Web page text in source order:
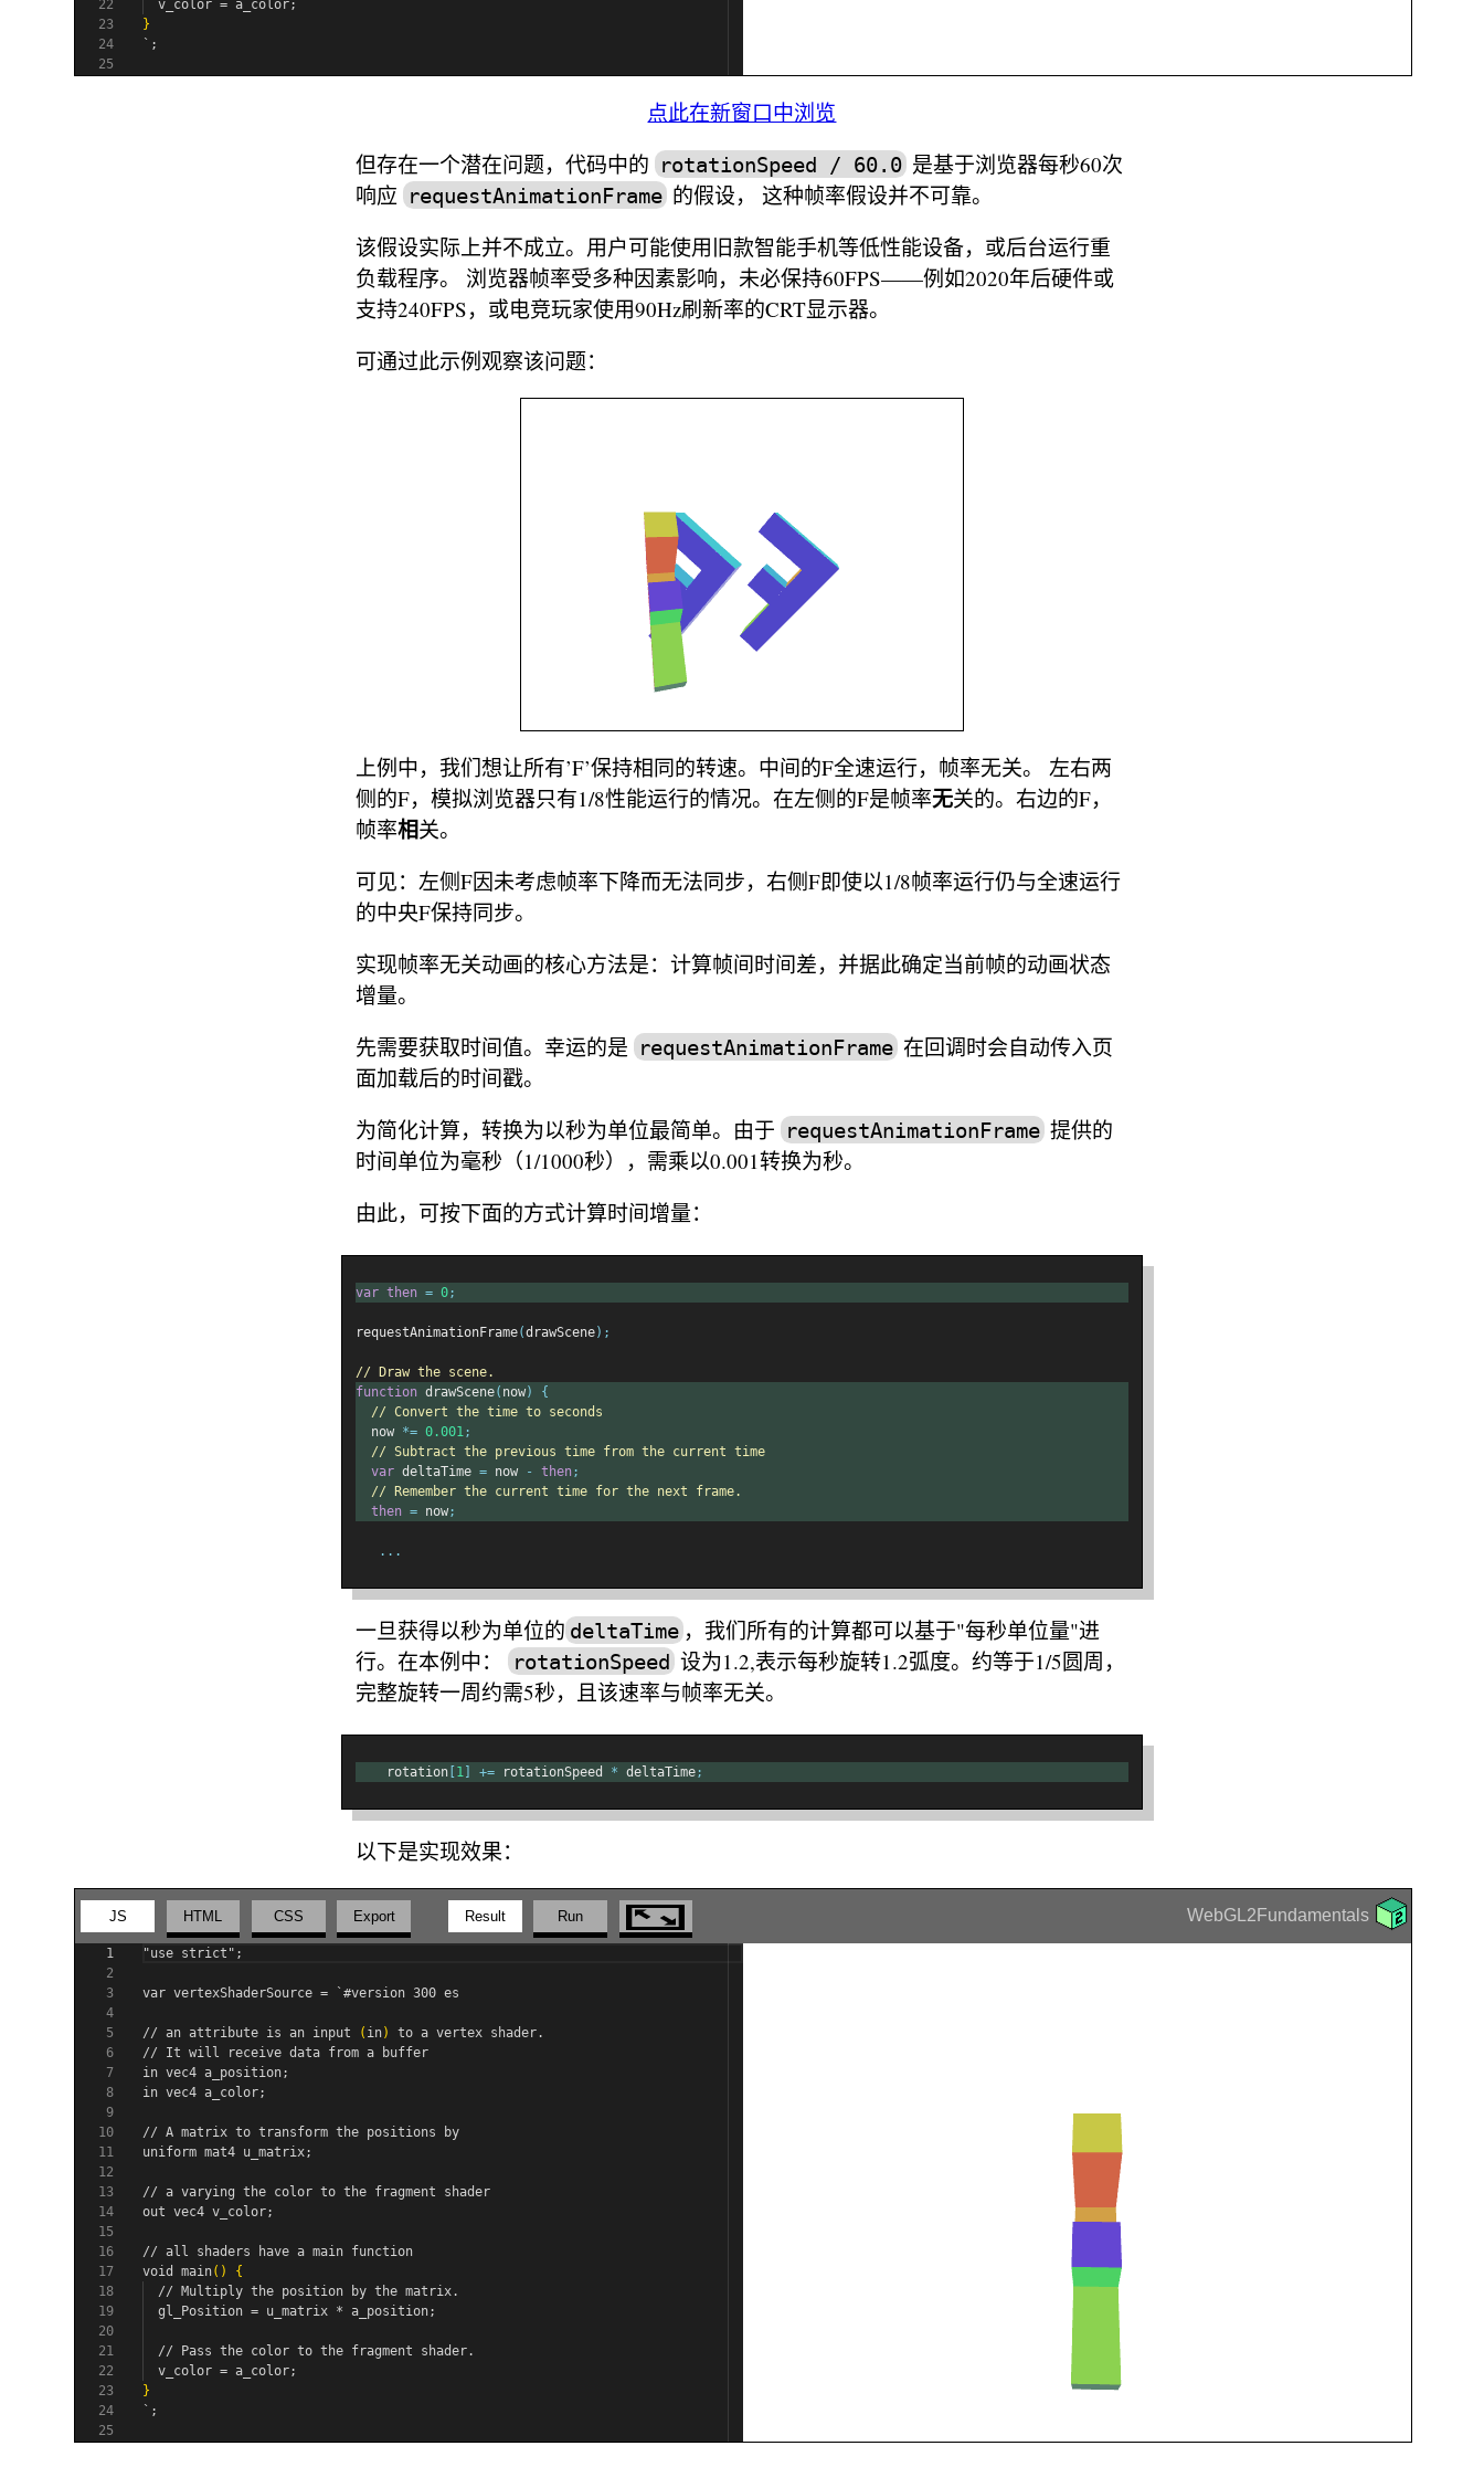
点此在新窗口中浏览
但存在一个潜在问题，代码中的 rotationSpeed / 60.0是基于浏览器每秒60次
响应 requestAnimationFrame的假设， 这种帧率假设并不可靠。
该假设实际上并不成立。用户可能使用旧款智能手机等低性能设备，或后台运行重
负载程序。 浏览器帧率受多种因素影响，未必保持60FPS——例如2020年后硬件或
支持240FPS，或电竞玩家使用90Hz刷新率的CRT显示器。
可通过此示例观察该问题：
上例中，我们想让所有’F’保持相同的转速。中间的F全速运行，帧率无关。 左右两
侧的F，模拟浏览器只有1/8性能运行的情况。在左侧的F是帧率无关的。右边的F，
帧率相关。
可见：左侧F因未考虑帧率下降而无法同步，右侧F即使以1/8帧率运行仍与全速运行
的中央F保持同步。
实现帧率无关动画的核心方法是：计算帧间时间差，并据此确定当前帧的动画状态
增量。
先需要获取时间值。幸运的是 requestAnimationFrame在回调时会自动传入页
面加载后的时间戳。
为简化计算，转换为以秒为单位最简单。由于 requestAnimationFrame提供的
时间单位为毫秒（1/1000秒），需乘以0.001转换为秒。
由此，可按下面的方式计算时间增量：
var then = 0 ;
requestAnimationFrame(drawScene);
// Draw the scene.
function drawScene( now)
{
// Convert the time to seconds
  now
*= 0.001 ;
// Subtract the previous time from the current time
var deltaTime = now - then ;
// Remember the current time for the next frame.
then = now ;
...
一旦获得以秒为单位的 deltaTime，我们所有的计算都可以基于"每秒单位量"进
行。在本例中：
rotationSpeed 设为1.2,表示每秒旋转1.2弧度。约等于1/5圆周，
完整旋转一周约需5秒，且该速率与帧率无关。
    rotation
[1 ] += rotationSpeed * deltaTime ;
以下是实现效果：